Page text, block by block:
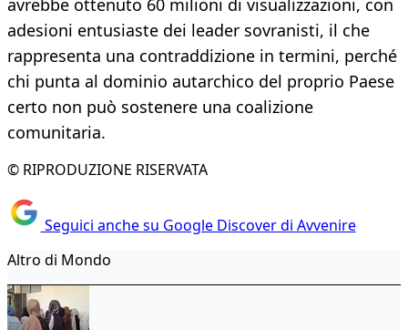
avrebbe ottenuto 60 milioni di visualizzazioni, con
adesioni entusiaste dei leader sovranisti, il che
rappresenta una contraddizione in termini, perché
chi punta al dominio autarchico del proprio Paese
certo non può sostenere una coalizione
comunitaria.
© RIPRODUZIONE RISERVATA
Seguici anche su Google Discover di Avvenire
Altro di Mondo